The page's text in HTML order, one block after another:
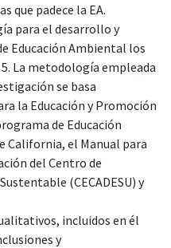
que padece la EA.
para el desarrollo y
Educación Ambiental los
La metodología empleada
se basa
la Educación y Promoción
de Educación
California, el Manual para
del Centro de
(CECADESU) y
incluidos en él
y